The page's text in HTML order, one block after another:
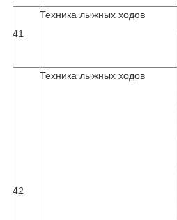
41
Техника лыжных ходов
42
Техника лыжных ходов